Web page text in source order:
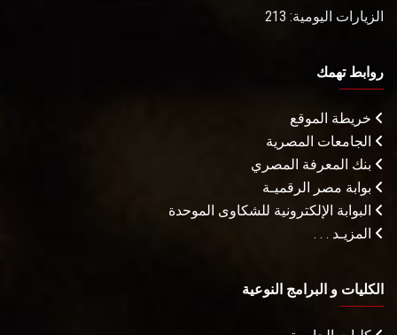
الزيارات اليومية: 213
روابط تهمك
خريطة الموقع
الجامعات المصرية
بنك المعرفة المصري
بوابة مصر الرقميـة
البوابة الإلكترونية للشكاوى الموحدة
المزيـد . . .
الكليات و البرامج النوعية